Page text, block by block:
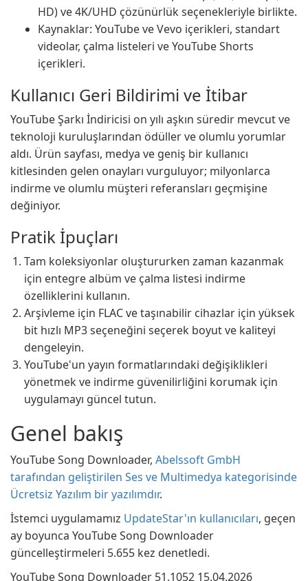
HD) ve 4K/UHD çözünürlük seçenekleriyle birlikte.
Kaynaklar: YouTube ve Vevo içerikleri, standart
videolar, çalma listeleri ve YouTube Shorts
içerikleri.
Kullanıcı Geri Bildirimi ve İtibar
YouTube Şarkı İndiricisi on yılı aşkın süredir mevcut ve
teknoloji kuruluşlarından ödüller ve olumlu yorumlar
aldı. Ürün sayfası, medya ve geniş bir kullanıcı
kitlesinden gelen onayları vurguluyor; milyonlarca
indirme ve olumlu müşteri referansları geçmişine
değiniyor.
Pratik İpuçları
Tam koleksiyonlar oluştururken zaman kazanmak
için entegre albüm ve çalma listesi indirme
özelliklerini kullanın.
Arşivleme için FLAC ve taşınabilir cihazlar için yüksek
bit hızlı MP3 seçeneğini seçerek boyut ve kaliteyi
dengeleyin.
YouTube'un yayın formatlarındaki değişiklikleri
yönetmek ve indirme güvenilirliğini korumak için
uygulamayı güncel tutun.
Genel bakış
YouTube Song Downloader, Abelssoft GmbH
tarafından geliştirilen Ses ve Multimedya kategorisinde
Ücretsiz Yazılım bir yazılımdır.
İstemci uygulamamız UpdateStar'ın kullanıcıları, geçen
ay boyunca YouTube Song Downloader
güncelleştirmeleri 5.655 kez denetledi.
YouTube Song Downloader 51.1052 15.04.2026